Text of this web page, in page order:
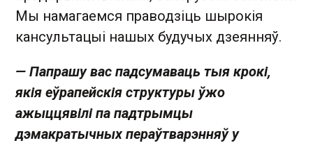
Мы намагаемся праводзіць шырокія
кансультацыі нашых будучых дзеянняў.
— Папрашу вас падсумаваць тыя крокі,
якія еўрапейскія структуры ўжо
ажыццявілі па падтрымцы
дэмакратычных пераўтварэнняў у